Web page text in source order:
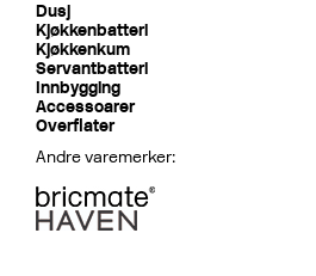
Dusj
Kjøkkenbatteri
Kjøkkenkum
Servantbatteri
Innbygging
Accessoarer
Overflater
Andre varemerker: